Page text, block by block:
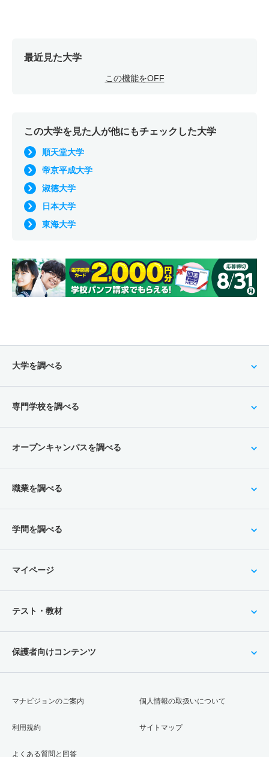
最近見た大学
この機能をOFF
この大学を見た人が他にもチェックした大学
順天堂大学
帝京平成大学
淑徳大学
日本大学
東海大学
大学を調べる
専門学校を調べる
オープンキャンパスを調べる
職業を調べる
学問を調べる
マイページ
テスト・教材
保護者向けコンテンツ
マナビジョンのご案内
利用規約
よくある質問と回答
個人情報の取扱いについて
サイトマップ